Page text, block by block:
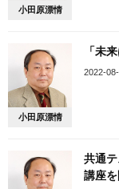
小田原漂情
小田原漂情
「未
2022-
共通
講座